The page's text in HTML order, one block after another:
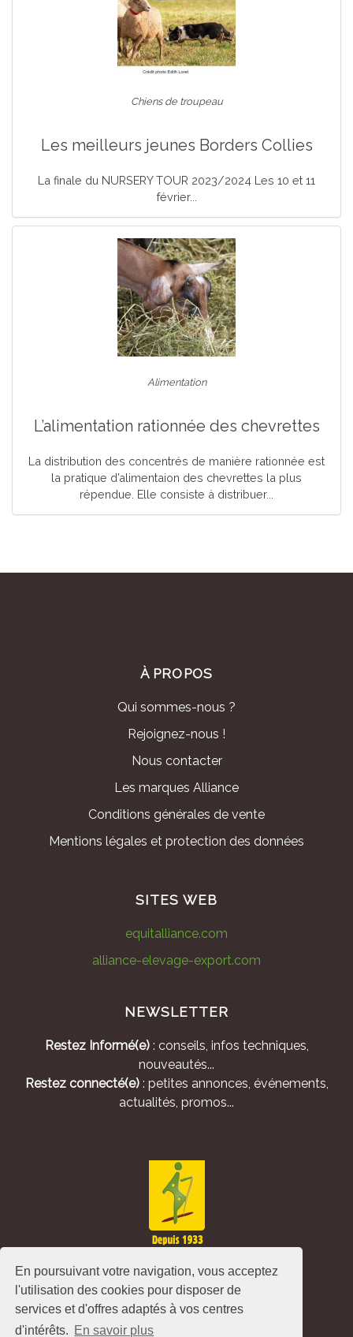
En poursuivant votre navigation, vous acceptez
l'utilisation des cookies pour disposer de
services et d'offres adaptés à vos centres
d'intérêts. En savoir plus
Chiens de troupeau
Les meilleurs jeunes Borders Collies
La finale du NURSERY TOUR 2023/2024 Les 10 et 11
février...
Alimentation
L’alimentation rationnée des chevrettes
La distribution des concentrés de manière rationnée est
la pratique d’alimentaion des chevrettes la plus
répendue. Elle consiste à distribuer...
À PROPOS
Qui sommes-nous ?
Rejoignez-nous !
Nous contacter
Les marques Alliance
Conditions générales de vente
Mentions légales et protection des données
SITES WEB
equitalliance.com
alliance-elevage-export.com
NEWSLETTER
Restez Informé(e): conseils, infos techniques,
nouveautés...
Restez connecté(e): petites annonces, événements,
actualités, promos...